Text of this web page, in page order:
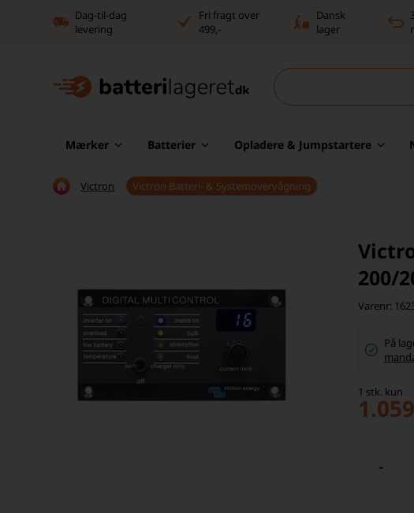
Dag-til-dag
levering
Fri fragt over
499,-
Dansk
lager
Mærker Batterier Opladere & Jumpstartere
Victron Victron Batteri- & Systemovervågning
200/
Varenr:
På
1 stk. kun
-